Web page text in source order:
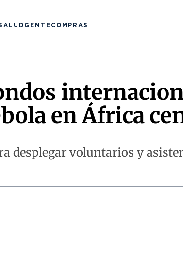
GENTE COMPRAS
en África
desplegar voluntarios y